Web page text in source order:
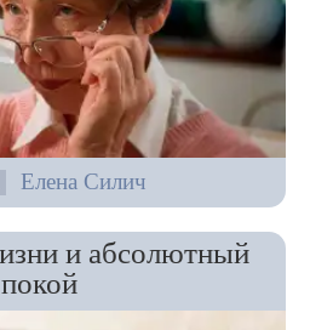
Елена Силич
и абсолютный
покой